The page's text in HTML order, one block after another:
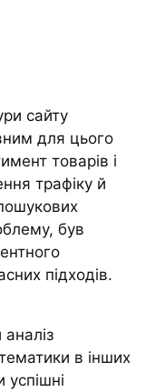
сайту
для цього
товарів і
трафіку й
був
підходів.
тематики в інших